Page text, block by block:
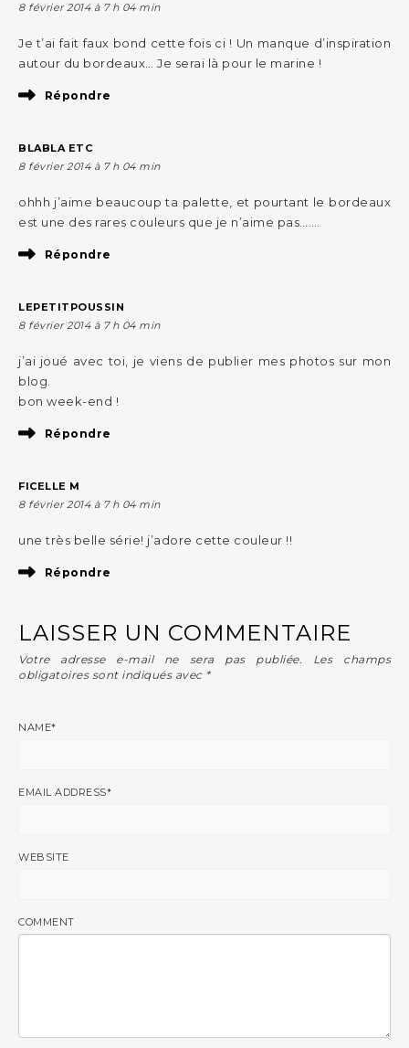
8 février 2014 à 7 h 04 min
Je t’ai fait faux bond cette fois ci ! Un manque d’inspiration
autour du bordeaux… Je serai là pour le marine !
Répondre
BLABLA ETC
8 février 2014 à 7 h 04 min
ohhh j’aime beaucoup ta palette, et pourtant le bordeaux
est une des rares couleurs que je n’aime pas…….
Répondre
LEPETITPOUSSIN
8 février 2014 à 7 h 04 min
j’ai joué avec toi, je viens de publier mes photos sur mon
blog.
bon week-end !
Répondre
FICELLE M
8 février 2014 à 7 h 04 min
une très belle série! j’adore cette couleur !!
Répondre
LAISSER UN COMMENTAIRE
Votre adresse e-mail ne sera pas publiée.
Les champs
obligatoires sont indiqués avec *
NAME*
EMAIL ADDRESS*
WEBSITE
COMMENT